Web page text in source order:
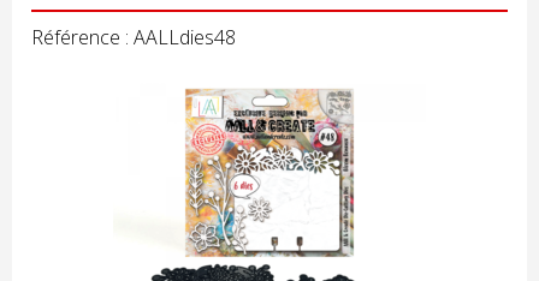
Référence : AALLdies48